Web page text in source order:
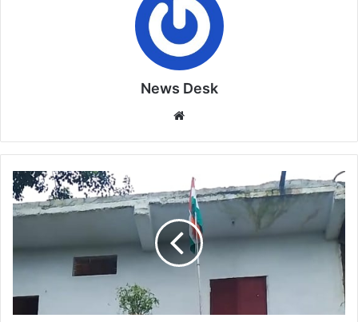
News Desk
नगर
के
शासकीय
अर्द्ध
शासकीय
में
धूमधाम